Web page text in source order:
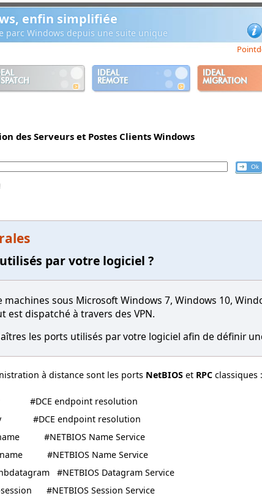
enfin simplifiée
parc Windows depuis une suite unique
IDEAL
REMOTE
IDEAL
MIGRATION
des Serveurs et Postes Clients Windows
par votre logiciel ?
sous Microsoft Windows 7, Windows 10,
est dispatché à travers des VPN.
les ports utilisés par votre logiciel afin de définir
à distance sont les ports NetBIOSet RPCclassiques :
#DCE endpoint resolution
#DCE endpoint resolution
#NETBIOS Name Service
#NETBIOS Name Service
#NETBIOS Datagram Service
#NETBIOS Session Service